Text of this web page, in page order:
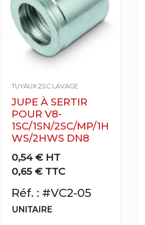
TUYAUX 2SC LAVAGE
JUPE À SERTIR
POUR V8-
1SC/1SN/2SC/MP/1H
WS/2HWS DN8
0,54 € HT
0,65 € TTC
Réf. : #VC2-05
UNITAIRE